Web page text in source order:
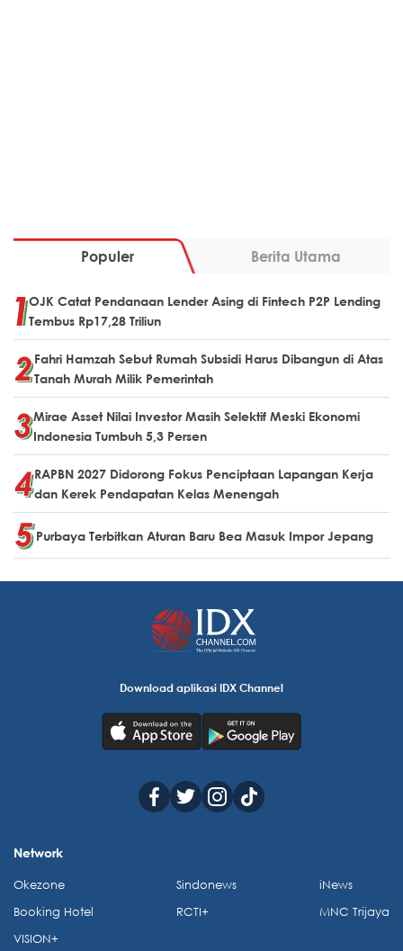
Populer Berita Utama
OJK Catat Pendanaan Lender Asing di Fintech P2P Lending
Tembus Rp17,28 Triliun
Fahri Hamzah Sebut Rumah Subsidi Harus Dibangun di Atas
Tanah Murah Milik Pemerintah
Mirae Asset Nilai Investor Masih Selektif Meski Ekonomi
Indonesia Tumbuh 5,3 Persen
RAPBN 2027 Didorong Fokus Penciptaan Lapangan Kerja
dan Kerek Pendapatan Kelas Menengah
Purbaya Terbitkan Aturan Baru Bea Masuk Impor Jepang
Download aplikasi IDX Channel
Network
Okezone
Booking Hotel
VISION+
Sindonews
RCTI+
iNews
MNC Trijaya